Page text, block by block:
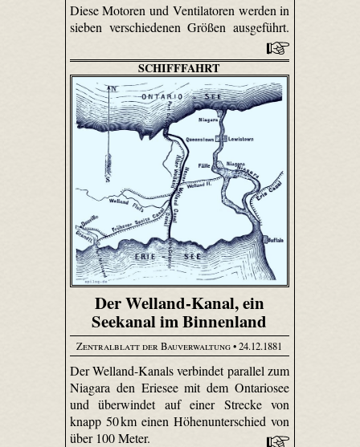
Diese Motoren und Ventilatoren werden in
sieben verschiedenen Größen ausgeführt.
SCHIFFFAHRT
Der Welland-Kanal, ein
Seekanal im Binnenland
Zentralblatt der Bauverwaltung• 24.12.1881
Der Welland-Kanals verbindet parallel zum
Niagara den Eriesee mit dem Ontariosee
und überwindet auf einer Strecke von
knapp 50 km einen Höhenunterschied von
über 100 Meter.